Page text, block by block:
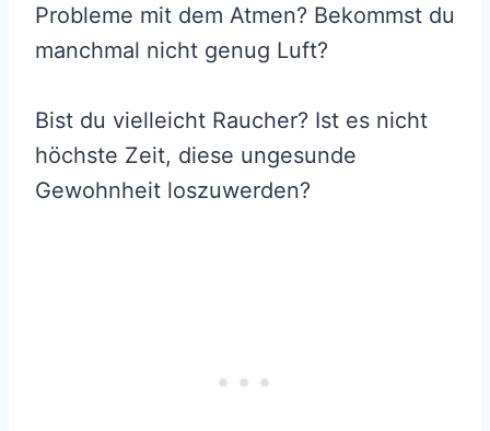
Probleme mit dem Atmen? Bekommst du
manchmal nicht genug Luft?
Bist du vielleicht Raucher? Ist es nicht
höchste Zeit, diese ungesunde
Gewohnheit loszuwerden?